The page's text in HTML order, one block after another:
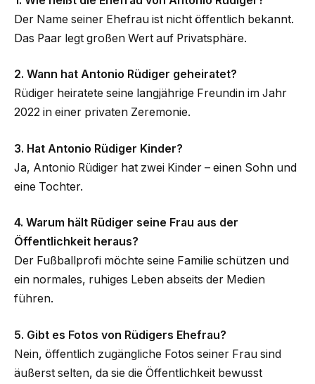
Der Name seiner Ehefrau ist nicht öffentlich bekannt.
Das Paar legt großen Wert auf Privatsphäre.
2. Wann hat Antonio Rüdiger geheiratet?
Rüdiger heiratete seine langjährige Freundin im Jahr
2022 in einer privaten Zeremonie.
3. Hat Antonio Rüdiger Kinder?
Ja, Antonio Rüdiger hat zwei Kinder – einen Sohn und
eine Tochter.
4. Warum hält Rüdiger seine Frau aus der
Öffentlichkeit heraus?
Der Fußballprofi möchte seine Familie schützen und
ein normales, ruhiges Leben abseits der Medien
führen.
5. Gibt es Fotos von Rüdigers Ehefrau?
Nein, öffentlich zugängliche Fotos seiner Frau sind
äußerst selten, da sie die Öffentlichkeit bewusst